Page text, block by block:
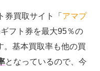
券買取サイト「 アマプ
フト券を最大95％の
。基本買取率も他の買
となっているので、今